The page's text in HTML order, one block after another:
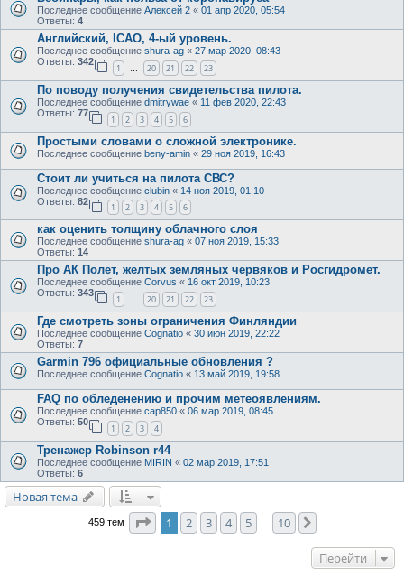
Последнее сообщение Алексей 2 « 01 апр 2020, 05:54
Ответы: 4
Английский, ICAO, 4-ый уровень.
Последнее сообщение shura-ag « 27 мар 2020, 08:43
Ответы: 342
1 … 20 21 22 23
По поводу получения свидетельства пилота.
Последнее сообщение dmitrywae « 11 фев 2020, 22:43
Ответы: 77
1 2 3 4 5 6
Простыми словами о сложной электронике.
Последнее сообщение beny-amin « 29 ноя 2019, 16:43
Стоит ли учиться на пилота СВС?
Последнее сообщение clubin « 14 ноя 2019, 01:10
Ответы: 82
1 2 3 4 5 6
как оценить толщину облачного слоя
Последнее сообщение shura-ag « 07 ноя 2019, 15:33
Ответы: 14
Про АК Полет, желтых земляных червяков и Росгидромет.
Последнее сообщение Corvus « 16 окт 2019, 10:23
Ответы: 343
1 … 20 21 22 23
Где смотреть зоны ограничения Финляндии
Последнее сообщение Cognatio « 30 июн 2019, 22:22
Ответы: 7
Garmin 796 официальные обновления ?
Последнее сообщение Cognatio « 13 май 2019, 19:58
FAQ по обледенению и прочим метеоявлениям.
Последнее сообщение cap850 « 06 мар 2019, 08:45
Ответы: 50
1 2 3 4
Тренажер Robinson r44
Последнее сообщение MIRIN « 02 мар 2019, 17:51
Ответы: 6
Новая тема
459 тем Страница1 из
1 2 3 4 5 10
Перейти